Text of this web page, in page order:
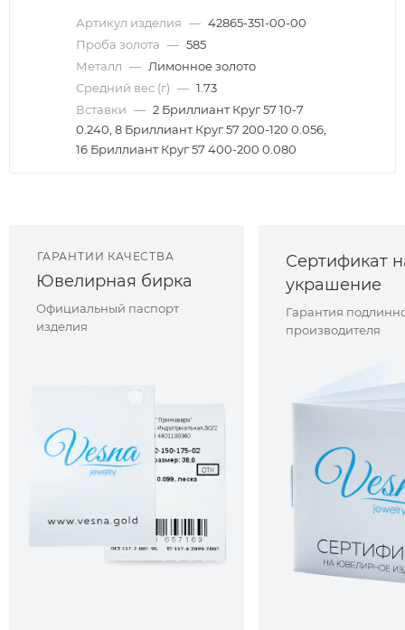
Артикул изделия — 42865-351-00-00
Проба золота — 585
Металл — Лимонное золото
Средний вес (г) — 1.73
Вставки — 2 Бриллиант Круг 57 10-7
0.240, 8 Бриллиант Круг 57 200-120 0.056,
16 Бриллиант Круг 57 400-200 0.080
ГАРАНТИИ КАЧЕСТВА
Ювелирная бирка
Официальный паспорт
изделия
Сертификат
украшение
Гарантия
производителя